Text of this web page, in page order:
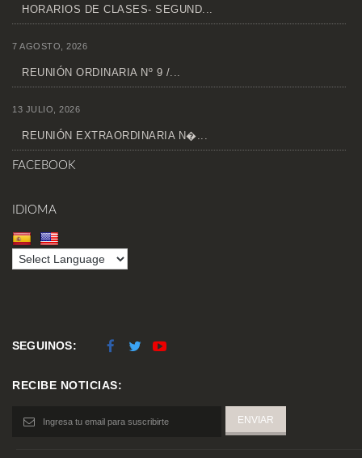
HORARIOS DE CLASES- SEGUND...
7 AGOSTO, 2026
REUNIÓN ORDINARIA Nº 9 /...
13 JULIO, 2026
REUNIÓN EXTRAORDINARIA N�...
FACEBOOK
IDIOMA
SEGUINOS:
RECIBE NOTICIAS: